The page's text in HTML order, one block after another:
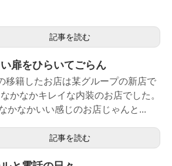
記事を読む
扉をひらいてごらん
移籍したお店は某グループの新店で
かなかキレイな内装のお店でした。
かなかいい感じのお店じゃんと...
記事を読む